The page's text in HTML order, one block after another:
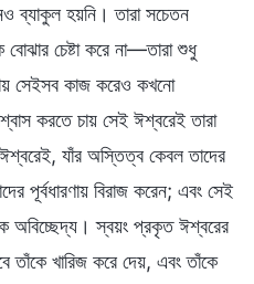
ব্যাকুল হয়নি। তারা সচেতন
চেষ্টা করে না—তারা শুধু
সেইসব কাজ করেও কখনো
করতে চায় সেই ঈশ্বরেই তারা
ঈশ্বরেই, যাঁর অস্তিত্ব কেবল তাদের
পূর্বধারণায় বিরাজ করেন; এবং সেই
অবিচ্ছেদ্য। স্বয়ং প্রকৃত ঈশ্বরের
তাঁকে খারিজ করে দেয়, এবং তাঁকে